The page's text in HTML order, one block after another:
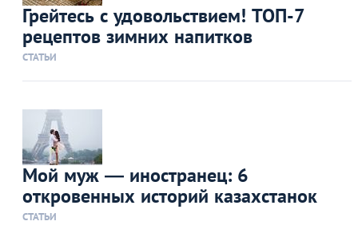
Грейтесь с удовольствием! ТОП-7
рецептов зимних напитков
СТАТЬИ
Мой муж — иностранец: 6
откровенных историй казахстанок
СТАТЬИ